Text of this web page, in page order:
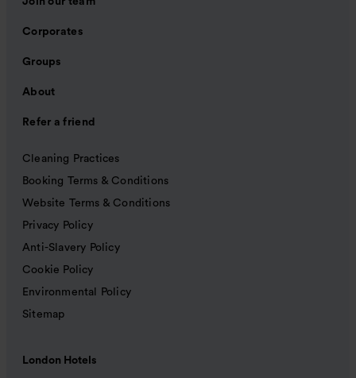
Corporates
Groups
About
Refer a friend
Cleaning Practices
Booking Terms & Conditions
Website Terms & Conditions
Privacy Policy
Anti-Slavery Policy
Cookie Policy
Environmental Policy
Sitemap
London Hotels